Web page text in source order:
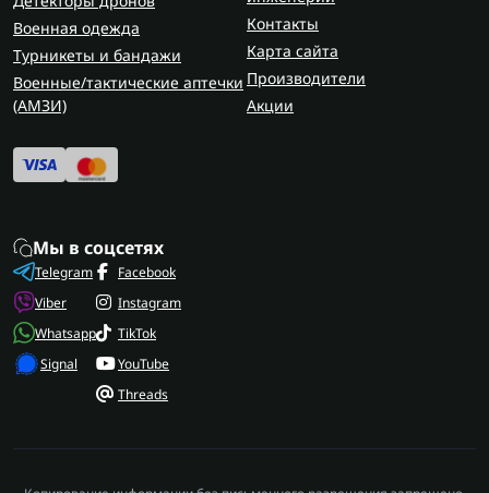
Военная одежда
Турникеты и бандажи
Военные/тактические аптечки
(AMЗИ)
Контакты
Карта сайта
Производители
Акции
Мы в соцсетях
Telegram
Viber
Whatsapp
Signal
Facebook
Instagram
TikTok
YouTube
Threads